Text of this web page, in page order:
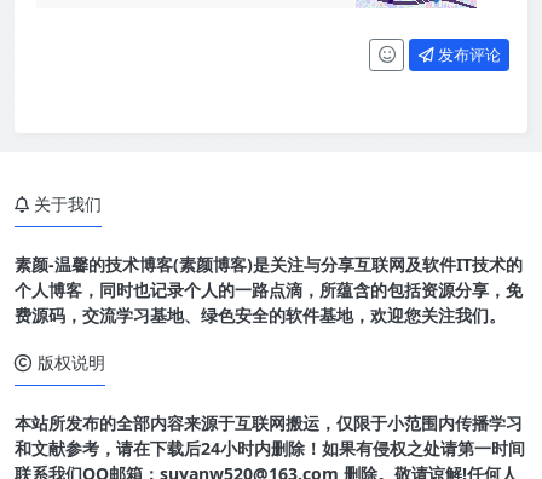
发布评论
关于我们
素颜-温馨的技术博客(素颜博客)是关注与分享互联网及软件IT技术的
个人博客，同时也记录个人的一路点滴，所蕴含的包括资源分享，免
费源码，交流学习基地、绿色安全的软件基地，欢迎您关注我们。
版权说明
本站所发布的全部内容来源于互联网搬运，仅限于小范围内传播学习
和文献参考，请在下载后24小时内删除！如果有侵权之处请第一时间
联系我们QQ邮箱：suyanw520@163.com 删除。敬请谅解!任何人